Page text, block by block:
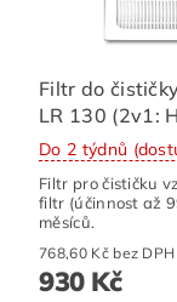
Filtr do
LR 130 (2v1:
Do 2 týdnů
Filtr pro čističku
filtr (účinnost až
měsíců.
768,60 Kč bez DPH
930 Kč